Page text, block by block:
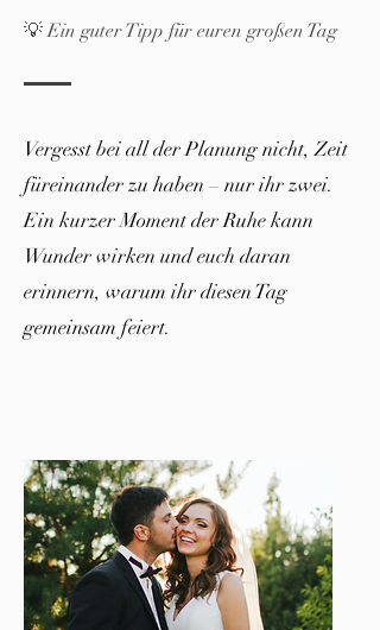
💡 Ein guter Tipp für euren großen Tag
Vergesst bei all der Planung nicht, Zeit
füreinander zu haben – nur ihr zwei.
Ein kurzer Moment der Ruhe kann
Wunder wirken und euch daran
erinnern, warum ihr diesen Tag
gemeinsam feiert.